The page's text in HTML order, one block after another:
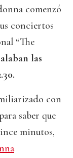
comenzó
conciertos
“The
las
con
saber que
minutos,